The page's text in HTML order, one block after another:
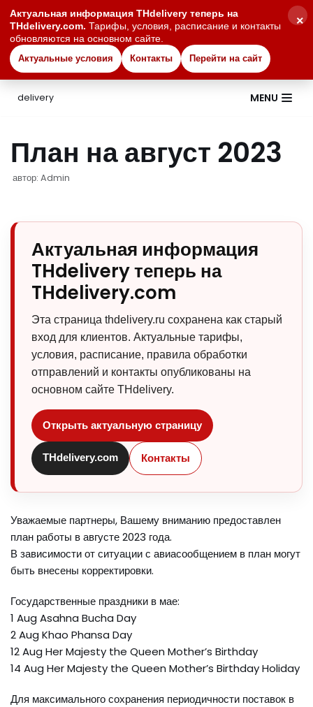
содержимому
delivery MENU
План на август 2023
автор: Admin
Актуальная информация
THdelivery теперь на
THdelivery.com
Эта страница thdelivery.ru сохранена как старый
вход для клиентов. Актуальные тарифы,
условия, расписание, правила обработки
отправлений и контакты опубликованы на
основном сайте THdelivery.
Открыть актуальную страницу
THdelivery.com Контакты
Уважаемые партнеры, Вашему вниманию предоставлен
план работы в августе 2023 года.
В зависимости от ситуации с авиасообщением в план могут
быть внесены корректировки.
Государственные праздники в мае:
1 Aug Asahna Bucha Day
2 Aug Khao Phansa Day
12 Aug Her Majesty the Queen Mother’s Birthday
14 Aug Her Majesty the Queen Mother’s Birthday Holiday
Для максимального сохранения периодичности поставок в
Актуальная информация THdelivery теперь на
THdelivery.com. Тарифы, условия, расписание и контакты
обновляются на основном сайте.
Актуальные условия Контакты Перейти на сайт
×